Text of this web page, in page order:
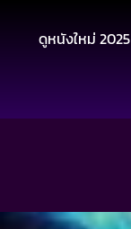
ดูหนังใหม่ 2025